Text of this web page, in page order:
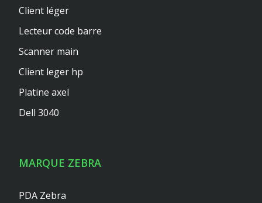
Client léger
Lecteur code barre
Scanner main
Client leger hp
Platine axel
Dell 3040
MARQUE ZEBRA
PDA Zebra